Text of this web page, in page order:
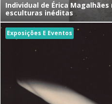
Individual de Érica Magalhães
esculturas inéditas
Exposições E Eventos